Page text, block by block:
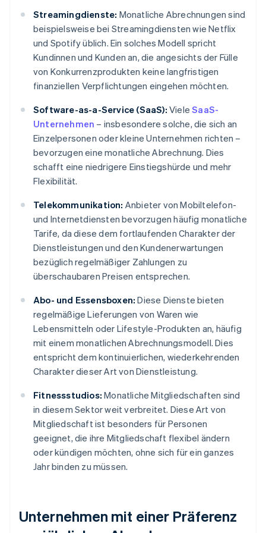
Streamingdienste: Monatliche Abrechnungen sind
beispielsweise bei Streamingdiensten wie Netflix
und Spotify üblich. Ein solches Modell spricht
Kundinnen und Kunden an, die angesichts der Fülle
von Konkurrenzprodukten keine langfristigen
finanziellen Verpflichtungen eingehen möchten.
Software-as-a-Service (SaaS): VieleSaaS-
Unternehmen – insbesondere solche, die sich an
Einzelpersonen oder kleine Unternehmen richten –
bevorzugen eine monatliche Abrechnung. Dies
schafft eine niedrigere Einstiegshürde und mehr
Flexibilität.
Telekommunikation: Anbieter von Mobiltelefon-
und Internetdiensten bevorzugen häufig monatliche
Tarife, da diese dem fortlaufenden Charakter der
Dienstleistungen und den Kundenerwartungen
bezüglich regelmäßiger Zahlungen zu
überschaubaren Preisen entsprechen.
Abo- und Essensboxen: Diese Dienste bieten
regelmäßige Lieferungen von Waren wie
Lebensmitteln oder Lifestyle-Produkten an, häufig
mit einem monatlichen Abrechnungsmodell. Dies
entspricht dem kontinuierlichen, wiederkehrenden
Charakter dieser Art von Dienstleistung.
Fitnessstudios: Monatliche Mitgliedschaften sind
in diesem Sektor weit verbreitet. Diese Art von
Mitgliedschaft ist besonders für Personen
geeignet, die ihre Mitgliedschaft flexibel ändern
oder kündigen möchten, ohne sich für ein ganzes
Jahr binden zu müssen.
Unternehmen mit einer Präferenz